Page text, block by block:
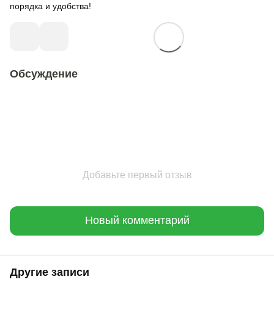
порядка и удобства!
Обсуждение
Добавьте первый отзыв
Новый комментарий
Другие записи